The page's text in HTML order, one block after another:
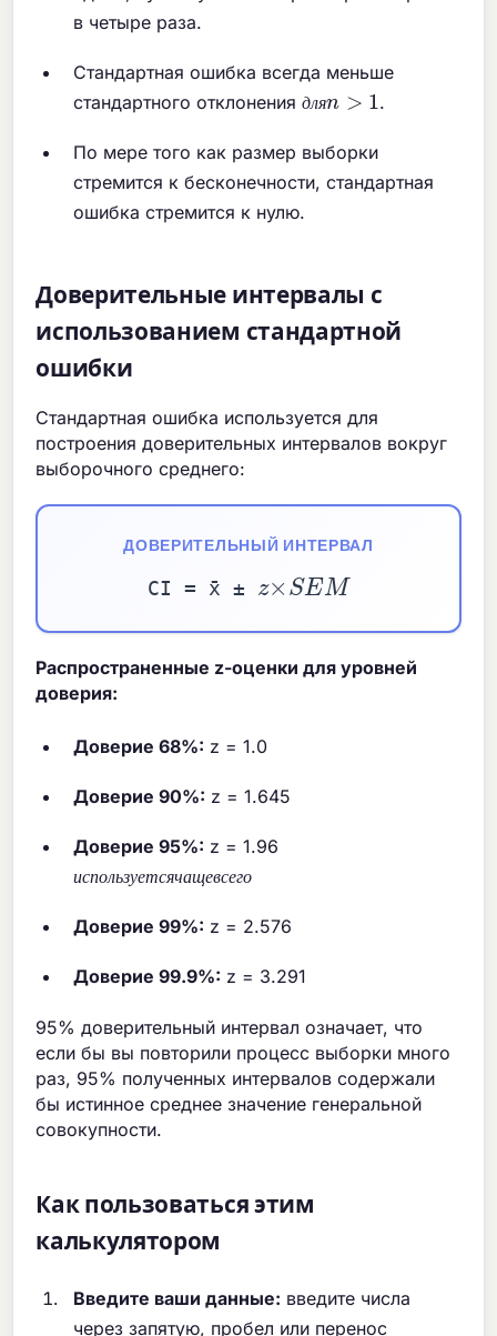
в четыре раза.
Стандартная ошибка всегда меньше
стандартного отклонениядля
д n 1 .
По мере того как размер выборки
стремится к бесконечности, стандартная
ошибка стремится к нулю.
Доверительные интервалы с
использованием стандартной
ошибки
Стандартная ошибка используется для
построения доверительных интервалов вокруг
выборочного среднего:
ДОВЕРИТЕЛЬНЫЙ ИНТЕРВАЛ
CI = x̄ ±
SEM
Распространенные z-оценки для уровней
доверия:
Доверие 68%: z = 1.0
Доверие 90%: z = 1.645
Доверие 95%: z = 1.96
испол ьз уется чащевсего
ис о ь у е т щ е
Доверие 99%: z = 2.576
Доверие 99.9%: z = 3.291
95% доверительный интервал означает, что
если бы вы повторили процесс выборки много
раз, 95% полученных интервалов содержали
бы истинное среднее значение генеральной
совокупности.
Как пользоваться этим
калькулятором
Введите ваши данные: введите числа
через запятую, пробел или перенос